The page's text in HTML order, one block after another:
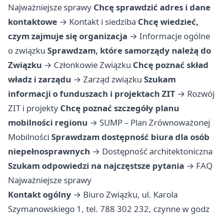
Najważniejsze sprawy Chcę sprawdzić adres i dane
kontaktowe → Kontakt i siedziba Chcę wiedzieć,
czym zajmuje się organizacja → Informacje ogólne
o związku Sprawdzam, które samorządy należą do
Związku → Członkowie Związku Chcę poznać skład
władz i zarządu → Zarząd związku Szukam
informacji o funduszach i projektach ZIT → Rozwój
ZIT i projekty Chcę poznać szczegóły planu
mobilności regionu → SUMP – Plan Zrównoważonej
Mobilności Sprawdzam dostępność biura dla osób
niepełnosprawnych → Dostępność architektoniczna
Szukam odpowiedzi na najczęstsze pytania → FAQ
Najważniejsze sprawy
Kontakt ogólny → Biuro Związku, ul. Karola
Szymanowskiego 1, tel. 788 302 232, czynne w godz